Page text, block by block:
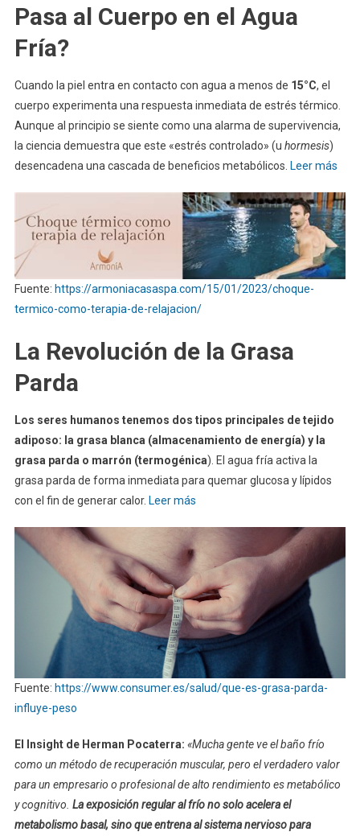
Pasa al Cuerpo en el Agua
Fría?
Cuando la piel entra en contacto con agua a menos de 15°C, el
cuerpo experimenta una respuesta inmediata de estrés térmico.
Aunque al principio se siente como una alarma de supervivencia,
la ciencia demuestra que este «estrés controlado» (u hormesis)
desencadena una cascada de beneficios metabólicos. Leer más
Fuente: https://armoniacasaspa.com/15/01/2023/choque-
termico-como-terapia-de-relajacion/
La Revolución de la Grasa
Parda
Los seres humanos tenemos dos tipos principales de tejido
adiposo: la grasa blanca (almacenamiento de energía) y la
grasa parda o marrón (termogénica). El agua fría activa la
grasa parda de forma inmediata para quemar glucosa y lípidos
con el fin de generar calor. Leer más
Fuente: https://www.consumer.es/salud/que-es-grasa-parda-
influye-peso
El Insight de Herman Pocaterra: «Mucha gente ve el baño frío
como un método de recuperación muscular, pero el verdadero valor
para un empresario o profesional de alto rendimiento es metabólico
y cognitivo. La exposición regular al frío no solo acelera el
metabolismo basal, sino que entrena al sistema nervioso para